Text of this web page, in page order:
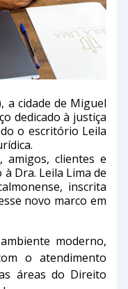
a cidade de Miguel
dedicado à justiça
o escritório Leila
amigos, clientes e
Dra. Leila Lima de
inscrita
novo marco em
moderno,
o atendimento
áreas do Direito